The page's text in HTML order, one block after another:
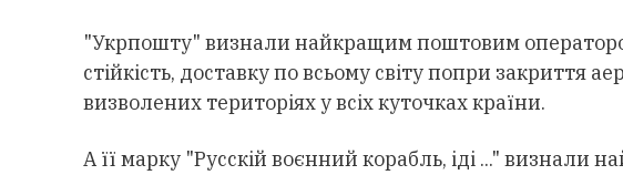
"Укрпошту" визнали найкращим поштовим
стійкість, доставку по всьому світу попри закриття
визволених територіях у всіх куточках країни.
А її марку "Русскій воєнний корабль, іді ..." визнали